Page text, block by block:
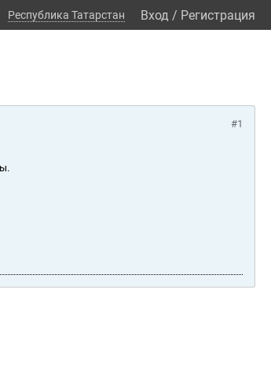
Республика Татарстан Вход / Регистрация
#1